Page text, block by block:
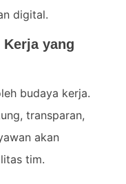
digital.
yang
budaya kerja.
transparan,
akan
tim.